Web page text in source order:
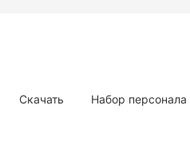
Скачать Набор персонала